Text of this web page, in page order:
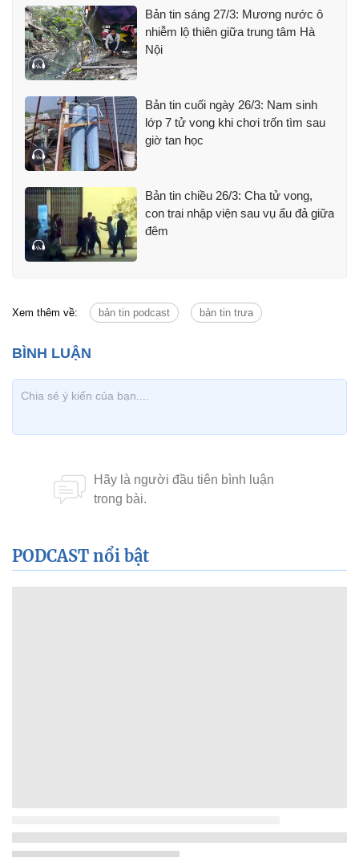
Bản tin sáng 27/3: Mương nước ô
nhiễm lộ thiên giữa trung tâm Hà
Nội
Bản tin cuối ngày 26/3: Nam sinh
lớp 7 tử vong khi chơi trốn tìm sau
giờ tan học
Bản tin chiều 26/3: Cha tử vong,
con trai nhập viện sau vụ ẩu đả giữa
đêm
Xem thêm về: bản tin podcast bản tin trưa
PODCAST nổi bật